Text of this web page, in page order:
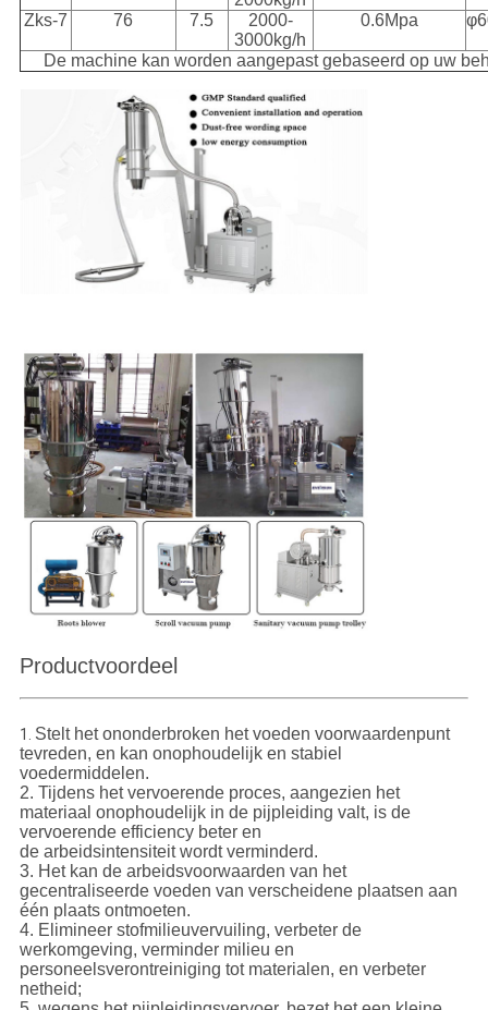
Zks-7
76 7.5
2000-
3000kg/h
0.6Mpa
De machine kan worden aangepast gebaseerd op uw
Productvoordeel
1. Stelt het ononderbroken het voeden voorwaardenpunt
tevreden, en kan onophoudelijk en stabiel
voedermiddelen.
2. Tijdens het vervoerende proces, aangezien het
materiaal onophoudelijk in de pijpleiding valt, is de
vervoerende efficiency beter en
de arbeidsintensiteit wordt verminderd.
3. Het kan de arbeidsvoorwaarden van het
gecentraliseerde voeden van verscheidene plaatsen aan
één plaats ontmoeten.
4. Elimineer stofmilieuvervuiling, verbeter de
werkomgeving, verminder milieu en
personeelsverontreiniging tot materialen, en verbeter
netheid;